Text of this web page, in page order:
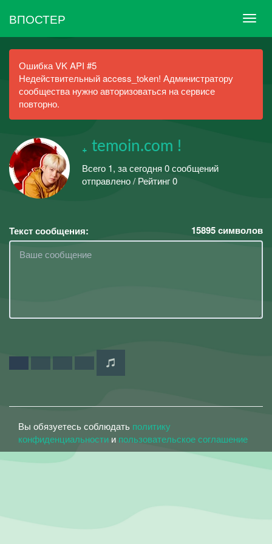
ВПОСТЕР
Ошибка VK API #5
Недействительный access_token! Администратору
сообщества нужно авторизоваться на сервисе
повторно.
₊ temoin.com !
Всего 1, за сегодня 0 сообщений
отправлено / Рейтинг 0
Текст сообщения: 15895символов
Вы обязуетесь соблюдать политику
конфиденциальности и пользовательское соглашение